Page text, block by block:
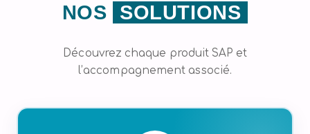
NOS SOLUTIONS
Découvrez chaque produit SAP et
l’accompagnement associé.